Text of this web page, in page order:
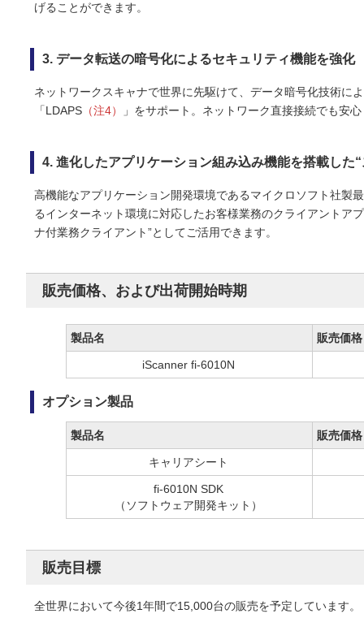
げることができます。
3. データ転送の暗号化によるセキュリティ機能を強化
ネットワークスキャナで世界に先駆けて、データ暗号化技術に
「LDAPS （注4） 」をサポート。ネットワーク直接接続でも安
4. 進化したアプリケーション組み込み機能を搭載した
高機能なアプリケーション開発環境であるマイクロソフト社
るインターネット環境に対応したお客様業務のクライアントア
ナ付業務クライアント”としてご活用できます。
販売価格、および出荷開始時期
製品名 販売価
iScanner fi-6010N
オプション製品
製品名 販売価
キャリアシート
fi-6010N SDK
（ソフトウェア開発キット）
販売目標
全世界において今後1年間で15,000台の販売を予定しています。